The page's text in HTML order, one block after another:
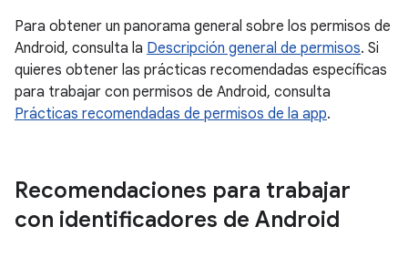
Para obtener un panorama general sobre los permisos de
Android, consulta la Descripción general de permisos. Si
quieres obtener las prácticas recomendadas específicas
para trabajar con permisos de Android, consulta
Prácticas recomendadas de permisos de la app.
Recomendaciones para trabajar
con identificadores de Android